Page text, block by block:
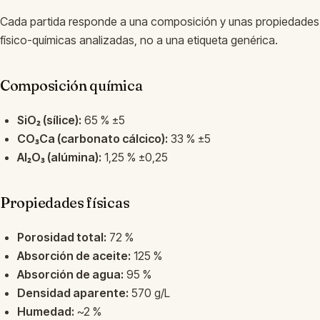
Cada partida responde a una composición y unas propiedades
físico-químicas analizadas, no a una etiqueta genérica.
Composición química
SiO₂ (sílice): 65 % ±5
CO₃Ca (carbonato cálcico): 33 % ±5
Al₂O₃ (alúmina): 1,25 % ±0,25
Propiedades físicas
Porosidad total: 72 %
Absorción de aceite: 125 %
Absorción de agua: 95 %
Densidad aparente: 570 g/L
Humedad: ~2 %